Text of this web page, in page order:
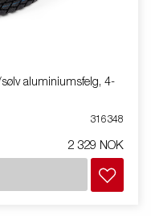
aluminiumsfelg, 4-
316348
2 329 NOK